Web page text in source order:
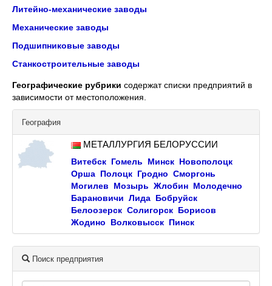
Литейно-механические заводы
Механические заводы
Подшипниковые заводы
Станкостроительные заводы
Географические рубрики содержат списки предприятий в
зависимости от местоположения.
География
МЕТАЛЛУРГИЯ БЕЛОРУССИИ
Витебск Гомель Минск Новополоцк
Орша Полоцк Гродно Сморгонь
Могилев
Мозырь Жлобин Молодечно
Барановичи Лида Бобруйск
Белоозерск Солигорск Борисов
Жодино
Волковысск Пинск
Поиск предприятия